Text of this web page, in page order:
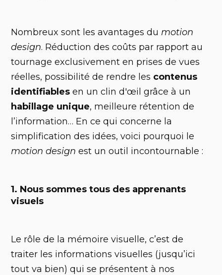
Nombreux sont les avantages du motion
design. Réduction des coûts par rapport au
tournage exclusivement en prises de vues
réelles, possibilité de rendre les contenus
identifiables en un clin d'œil grâce à un
habillage unique, meilleure rétention de
l’information… En ce qui concerne la
simplification des idées, voici pourquoi le
motion designest un outil incontournable :
1. Nous sommes tous des apprenants
visuels
Le rôle de la mémoire visuelle, c’est de
traiter les informations visuelles (jusqu’ici
tout va bien) qui se présentent à nos